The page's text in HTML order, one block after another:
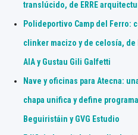
translúcido, de ERRE
Polideportivo Camp del Ferro:
clinker macizo y de celosía,
AIA y Gustau Gili Galfetti
Nave y oficinas para Atecna:
chapa unifica y define
Beguiristáin y GVG Estudio